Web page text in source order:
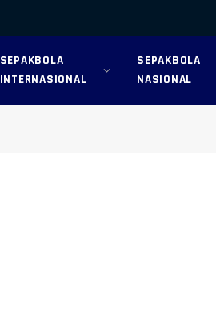
SEPAKBOLA
INTERNASIONAL
SEPAKBOLA
NASIONAL